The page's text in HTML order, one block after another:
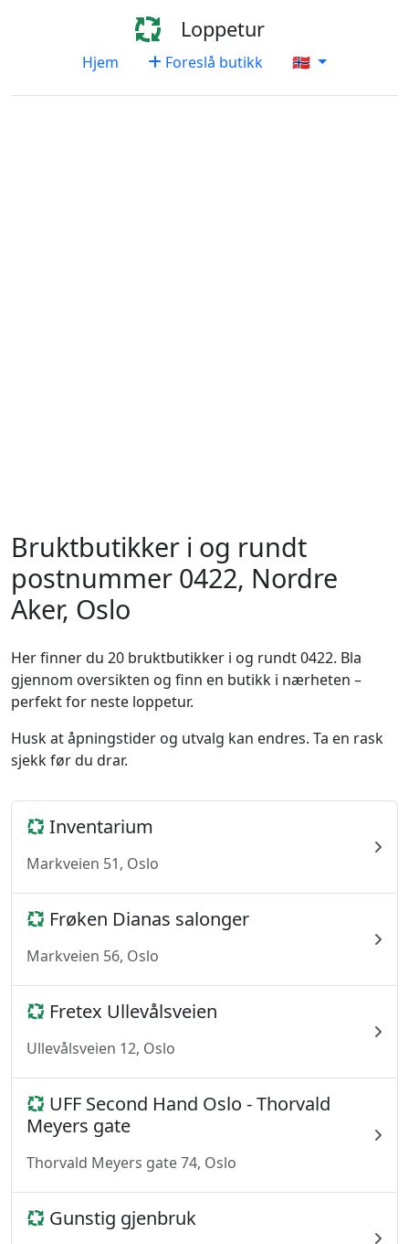
Loppetur
Hjem Foreslå butikk 🇳🇴
Bruktbutikker i og rundt
postnummer 0422, Nordre
Aker, Oslo
Her finner du 20 bruktbutikker i og rundt 0422. Bla
gjennom oversikten og finn en butikk i nærheten –
perfekt for neste loppetur.
Husk at åpningstider og utvalg kan endres. Ta en rask
sjekk før du drar.
Inventarium
Markveien 51, Oslo
Frøken Dianas salonger
Markveien 56, Oslo
Fretex Ullevålsveien
Ullevålsveien 12, Oslo
UFF Second Hand Oslo - Thorvald
Meyers gate
Thorvald Meyers gate 74, Oslo
Gunstig gjenbruk